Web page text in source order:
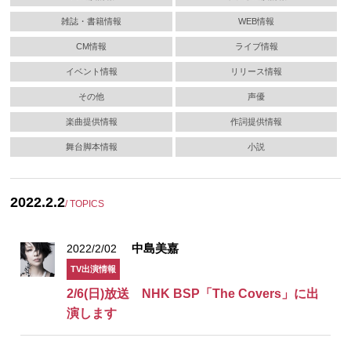
雑誌・書籍情報 WEB情報
CM情報 ライブ情報
イベント情報 リリース情報
その他 声優
楽曲提供情報 作詞提供情報
舞台脚本情報 小説
2022.2.2/ TOPICS
2022/2/02 中島美嘉
TV出演情報
2/6(日)放送 NHK BSP「The Covers」に出
演します